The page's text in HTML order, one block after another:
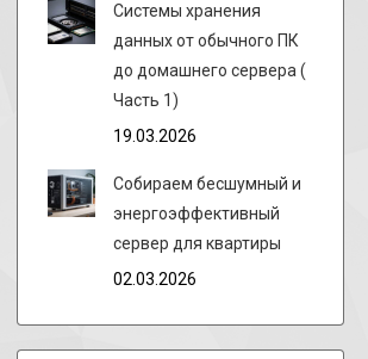
Системы хранения
данных от обычного ПК
до домашнего сервера (
Часть 1)
19.03.2026
Собираем бесшумный и
энергоэффективный
сервер для квартиры
02.03.2026